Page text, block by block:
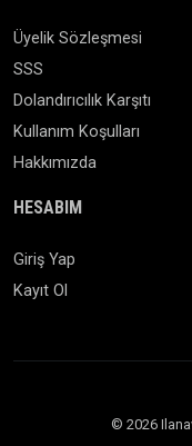
Üyelik Sözleşmesi
SSS
Dolandırıcılık Karşıtı
Kullanım Koşulları
Hakkımızda
HESABIM
Giriş Yap
Kayıt Ol
© 2026